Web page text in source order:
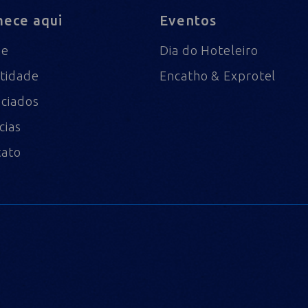
aqui Eventos
Dia do Hoteleiro
Encatho & Exprotel